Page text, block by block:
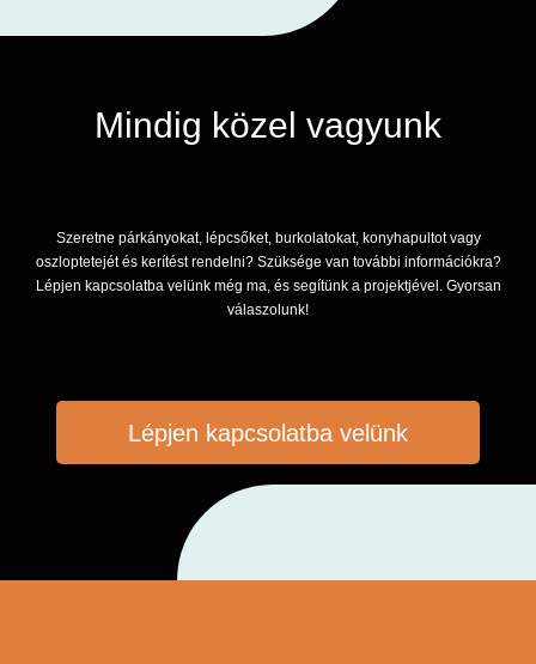
Mindig közel vagyunk
Szeretne párkányokat, lépcsőket, burkolatokat, konyhapultot vagy
oszloptetejét és kerítést rendelni? Szüksége van további információkra?
Lépjen kapcsolatba velünk még ma, és segítünk a projektjével. Gyorsan
válaszolunk!
Lépjen kapcsolatba velünk